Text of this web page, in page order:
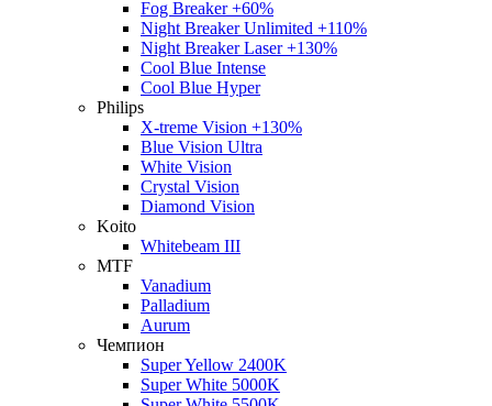
Fog Breaker +60%
Night Breaker Unlimited +110%
Night Breaker Laser +130%
Cool Blue Intense
Cool Blue Hyper
Philips
X-treme Vision +130%
Blue Vision Ultra
White Vision
Crystal Vision
Diamond Vision
Koito
Whitebeam III
MTF
Vanadium
Palladium
Aurum
Чемпион
Super Yellow 2400K
Super White 5000K